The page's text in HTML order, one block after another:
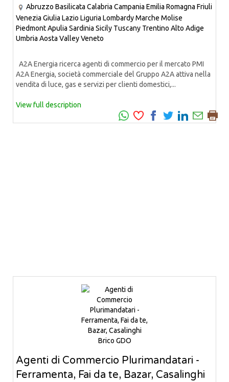
Abruzzo Basilicata Calabria Campania Emilia Romagna Friuli
Venezia Giulia Lazio Liguria LombardyMarche Molise
PiedmontApulia Sardinia Sicily Tuscany Trentino Alto Adige
Umbria Aosta ValleyVeneto
A2A Energia ricerca agenti di commercio per il mercato PMI
A2A Energia, società commerciale del Gruppo A2A attiva nella
vendita di luce, gas e servizi per clienti domestici,...
View full description
Agenti di Commercio Plurimandatari -
Ferramenta, Fai da te, Bazar, Casalinghi